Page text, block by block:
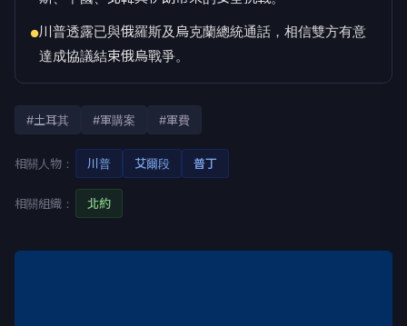
●川普透露已與俄羅斯及烏克蘭總統通話，相信雙方有意
達成協議結束俄烏戰爭。
#土耳其 #軍購案 #軍費
相關人物： 川普 艾爾段 普丁
相關組織： 北約